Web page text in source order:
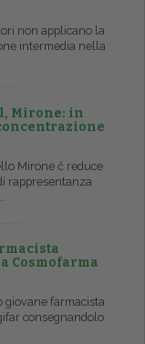
non applicano la
intermedia nella
Mirone: in
Mirone č reduce
rappresentanza
Cosmofarma
giovane farmacista
consegnandolo